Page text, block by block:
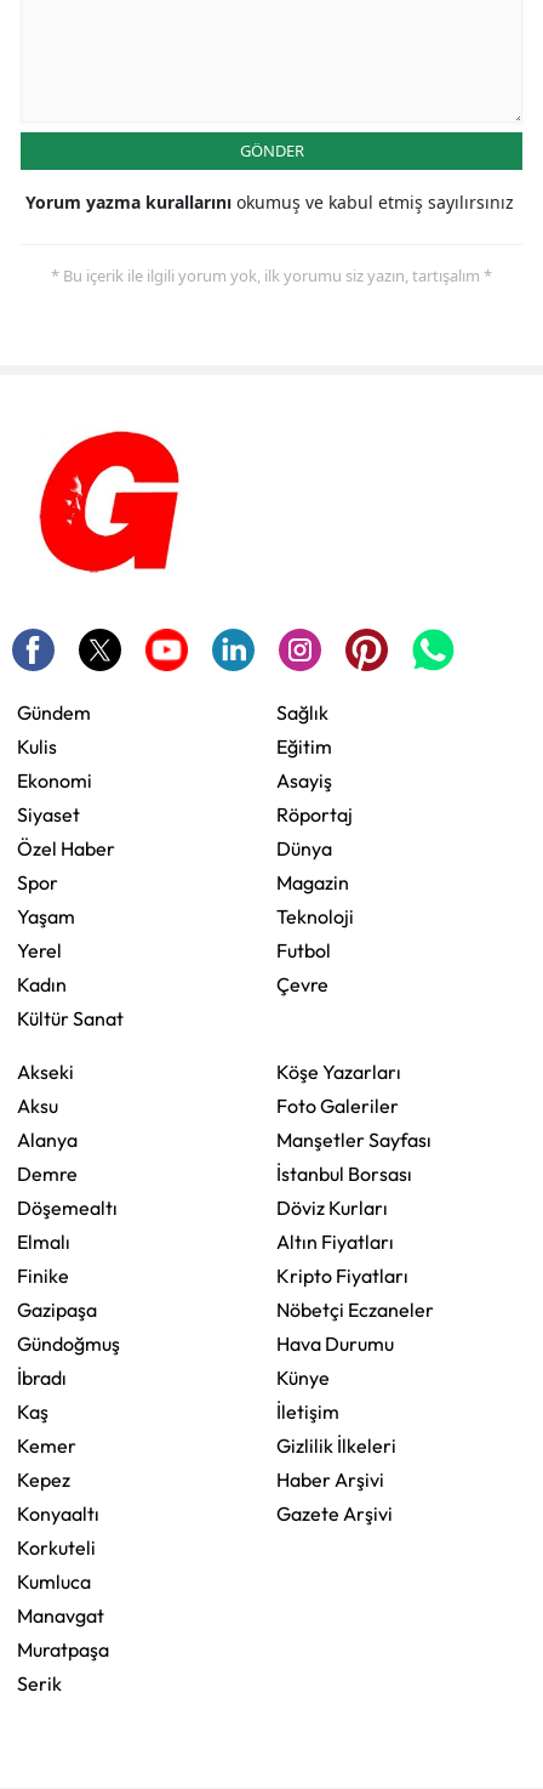
GÖNDER
Yorum yazma kurallarını okumuş ve kabul etmiş sayılırsınız
* Bu içerik ile ilgili yorum yok, ilk yorumu siz yazın, tartışalım *
Gündem
Kulis
Ekonomi
Siyaset
Özel Haber
Spor
Yaşam
Yerel
Kadın
Kültür Sanat
Sağlık
Eğitim
Asayiş
Röportaj
Dünya
Magazin
Teknoloji
Futbol
Çevre
Akseki
Aksu
Alanya
Demre
Döşemealtı
Elmalı
Finike
Gazipaşa
Gündoğmuş
İbradı
Kaş
Kemer
Kepez
Konyaaltı
Korkuteli
Kumluca
Manavgat
Muratpaşa
Serik
Köşe Yazarları
Foto Galeriler
Manşetler Sayfası
İstanbul Borsası
Döviz Kurları
Altın Fiyatları
Kripto Fiyatları
Nöbetçi Eczaneler
Hava Durumu
Künye
İletişim
Gizlilik İlkeleri
Haber Arşivi
Gazete Arşivi